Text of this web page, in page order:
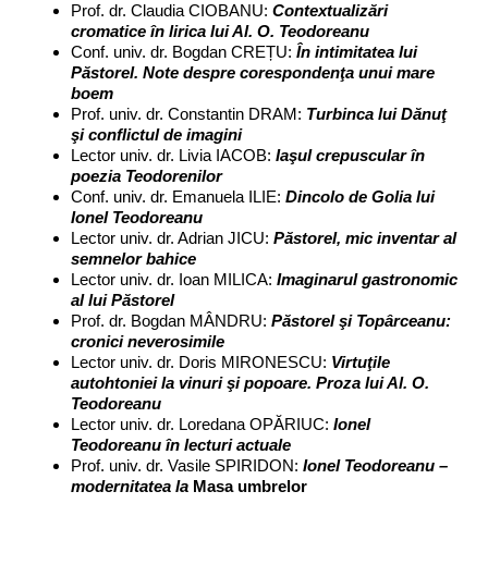
Prof. dr. Claudia CIOBANU: Contextualizări
cromatice în lirica lui Al. O. Teodoreanu
Conf. univ. dr. Bogdan CREȚU: În intimitatea lui
Păstorel. Note despre corespondenţa unui mare
boem
Prof. univ. dr. Constantin DRAM: Turbinca lui Dănuţ
şi conflictul de imagini
Lector univ. dr. Livia IACOB: Iaşul crepuscular în
poezia Teodorenilor
Conf. univ. dr. Emanuela ILIE: Dincolo de Golia lui
Ionel Teodoreanu
Lector univ. dr. Adrian JICU: Păstorel, mic inventar al
semnelor bahice
Lector univ. dr. Ioan MILICA: Imaginarul gastronomic
al lui Păstorel
Prof. dr. Bogdan MÂNDRU: Păstorel şi Topârceanu:
cronici neverosimile
Lector univ. dr. Doris MIRONESCU: Virtuţile
autohtoniei la vinuri şi popoare. Proza lui Al. O.
Teodoreanu
Lector univ. dr. Loredana OPĂRIUC: Ionel
Teodoreanu în lecturi actuale
Prof. univ. dr. Vasile SPIRIDON: Ionel Teodoreanu –
modernitatea la Masa umbrelor